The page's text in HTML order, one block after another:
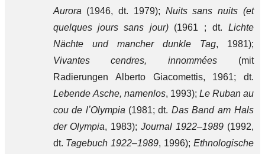
Aurora (1946, dt. 1979); Nuits sans nuits (et
quelques jours sans jour)(1961 ; dt. Lichte
Nächte und mancher dunkle Tag, 1981);
Vivantes cendres, innommées(mit
Radierungen Alberto Giacomettis, 1961; dt.
Lebende Asche, namenlos, 1993); Le Ruban au
cou de lʼOlympia (1981; dt. Das Band am Hals
der Olympia, 1983); Journal 1922–1989 (1992,
dt. Tagebuch 1922–1989, 1996); Ethnologische